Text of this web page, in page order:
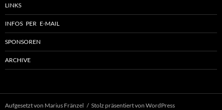
LINKS
INFOS PER E-MAIL
SPONSOREN
ARCHIVE
Aufgesetzt von Marius Fränzel Stolz präsentiert von WordPress